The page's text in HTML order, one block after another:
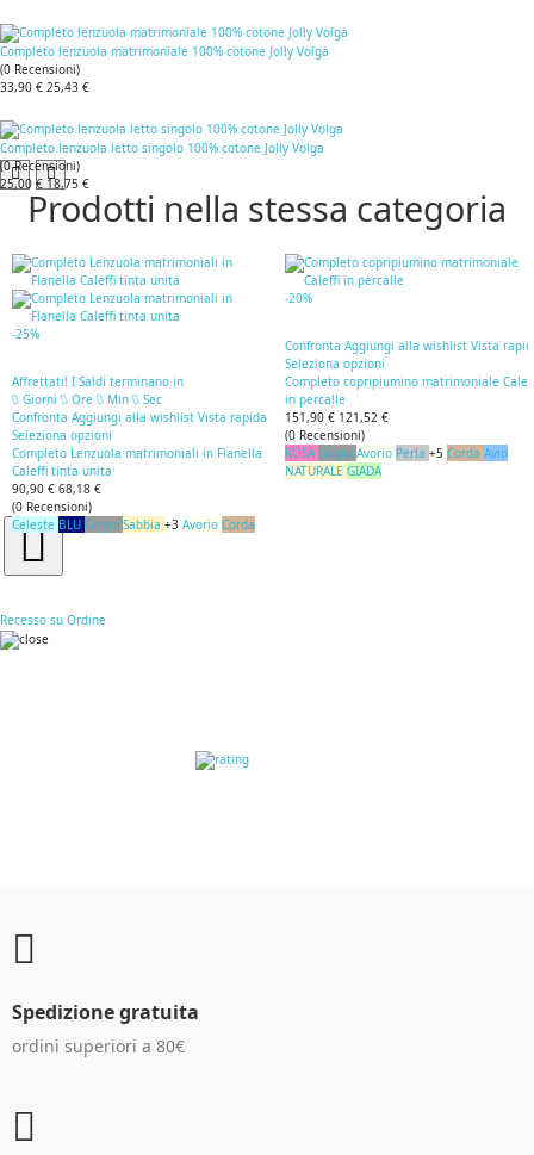
Completo lenzuola matrimoniale 100% cotone Jolly Volga
(0 Recensioni)
33,90 € 25,43 €
Completo lenzuola letto singolo 100% cotone Jolly Volga
(0Recensioni)
25,00 € 18,75 €
Prodotti nella stessa categoria
-25%
Affrettati! I Saldi terminano in
Giorni
Ore Min
Sec
Confronta Aggiungi alla wishlist Vista rapida
Seleziona opzioni
Completo Lenzuola matrimoniali in Flanella
Caleffi tinta unita
90,90 € 68,18 €
(0 Recensioni)
Celeste BLU Grigio Sabbia +3 Avorio Corda
-20%
Confronta Aggiungi alla wishlist Vista
Seleziona opzioni
Completo copripiumino matrimoniale
in percalle
151,90 € 121,52 €
(0 Recensioni)
ROSA Grigio Avorio Perla +5 Corda Avio
NATURALE GIADA
Recesso su Ordine
RECENSIONI DEI
Spedizione gratuita
ordini superiori a 80€